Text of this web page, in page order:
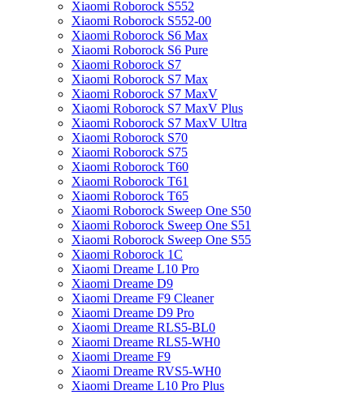
Xiaomi Roborock S552
Xiaomi Roborock S552-00
Xiaomi Roborock S6 Max
Xiaomi Roborock S6 Pure
Xiaomi Roborock S7
Xiaomi Roborock S7 Max
Xiaomi Roborock S7 MaxV
Xiaomi Roborock S7 MaxV Plus
Xiaomi Roborock S7 MaxV Ultra
Xiaomi Roborock S70
Xiaomi Roborock S75
Xiaomi Roborock T60
Xiaomi Roborock T61
Xiaomi Roborock T65
Xiaomi Roborock Sweep One S50
Xiaomi Roborock Sweep One S51
Xiaomi Roborock Sweep One S55
Xiaomi Roborock 1C
Xiaomi Dreame L10 Pro
Xiaomi Dreame D9
Xiaomi Dreame F9 Cleaner
Xiaomi Dreame D9 Pro
Xiaomi Dreame RLS5-BL0
Xiaomi Dreame RLS5-WH0
Xiaomi Dreame F9
Xiaomi Dreame RVS5-WH0
Xiaomi Dreame L10 Pro Plus